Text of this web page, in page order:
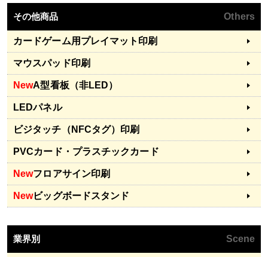
その他商品 Others
カードゲーム用プレイマット印刷
マウスパッド印刷
NewA型看板（非LED）
LEDパネル
ビジタッチ（NFCタグ）印刷
PVCカード・プラスチックカード
Newフロアサイン印刷
Newビッグボードスタンド
業界別 Scene